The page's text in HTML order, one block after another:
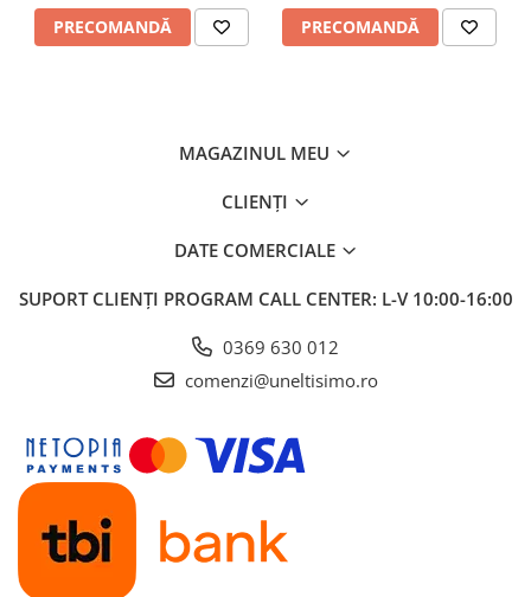
cardan tractor, 2L1500H
PRECOMANDĂ PRECOMANDĂ
MAGAZINUL MEU
CLIENȚI
DATE COMERCIALE
SUPORT CLIENȚI PROGRAM CALL CENTER: L-V 10:00-16:00
0369 630 012
comenzi@uneltisimo.ro